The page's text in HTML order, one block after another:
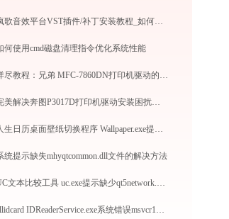
疯歌音效平台VST插件/补丁安装教程_如何加载插件效果包
何使用cmd磁盘清理指令优化系统性能
详尽教程：兄弟 MFC-7860DN打印机驱动的正确下载与安装方式
完美解决奔图P3017D打印机驱动安装困扰，全面下载安装教程
人生日历桌面壁纸切换程序 Wallpaper.exe提示缺少libvlc.dll文件的解决办法
统提示缺失mhyqtcommon.dll文件的解决方法
UC文本比较工具 uc.exe提示缺少qt5network.dll文件的解决办法
allidcard IDReaderService.exe系统错误msvcr110.dll丢失如何解决